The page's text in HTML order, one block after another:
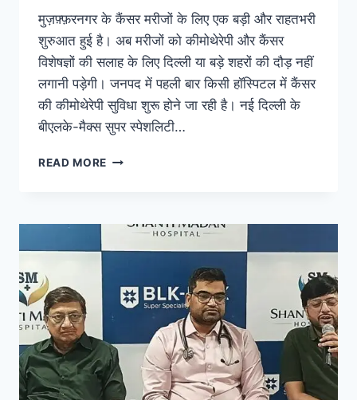
मुज़फ़्फ़रनगर के कैंसर मरीजों के लिए एक बड़ी और राहतभरी
शुरुआत हुई है। अब मरीजों को कीमोथेरेपी और कैंसर
विशेषज्ञों की सलाह के लिए दिल्ली या बड़े शहरों की दौड़ नहीं
लगानी पड़ेगी। जनपद में पहली बार किसी हॉस्पिटल में कैंसर
की कीमोथेरेपी सुविधा शुरू होने जा रही है। नई दिल्ली के
बीएलके-मैक्स सुपर स्पेशलिटी…
READ MORE